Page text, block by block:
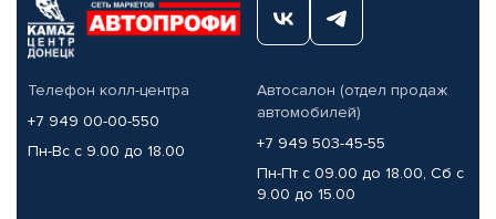
Телефон колл-центра
+7 949 00-00-550
Пн-Вс с 9.00 до 18.00
Автосалон (отдел продаж
автомобилей)
+7 949 503-45-55
Пн-Пт с 09.00 до 18.00, Сб с
9.00 до 15.00